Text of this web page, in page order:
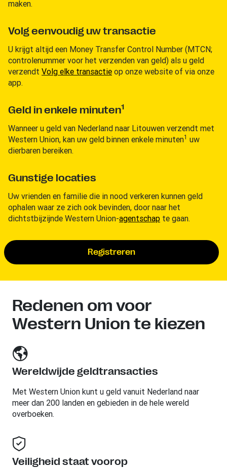
maken.
Volg eenvoudig uw transactie
U krijgt altijd een Money Transfer Control Number (MTCN;
controlenummer voor het verzenden van geld) als u geld
verzendt Volg elke transactie op onze website of via onze
app.
Geld in enkele minuten1
Wanneer u geld van Nederland naar Litouwen verzendt met
Western Union, kan uw geld binnen enkele minuten1 uw
dierbaren bereiken.
Gunstige locaties
Uw vrienden en familie die in nood verkeren kunnen geld
ophalen waar ze zich ook bevinden, door naar het
dichtstbijzijnde Western Union-agentschap te gaan.
Registreren
Redenen om voor
Western Union te kiezen
Wereldwijde geldtransacties
Met Western Union kunt u geld vanuit Nederland naar
meer dan 200 landen en gebieden in de hele wereld
overboeken.
Veiligheid staat voorop